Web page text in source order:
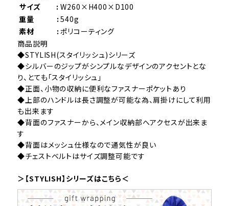
サイズ : W260×H400×D100
重量 : 540g
素材 : ポリコーティング
商品説明
◆STYLISH(スタイリッシュ)シリーズ
◆シルバーのジップがシンプルなデザインのアクセントとな
り、とても「スタイリッシュ」
◆正面、小物の収納に便利なファスナーポケットあり
◆上部のハンドルは長さ調整が可能な為、肩掛けにして利用
も出来ます
◆背面のファスナーから、メイン収納部へアクセスが出来ま
す
◆背面はメッシュ仕様なので通気性が良い
◆チェストベルトはサイズ調整可能です
＞【STYLISH】シリーズはこちら＜